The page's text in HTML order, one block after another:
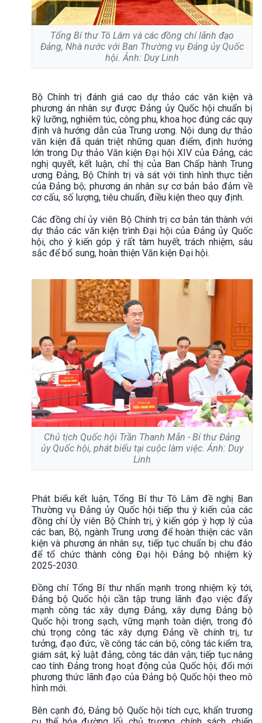
​Tổng Bí thư Tô Lâm và các đồng chí lãnh đạo
Đảng, Nhà nước với Ban Thường vụ Đảng ủy Quốc
hội. Ảnh: Duy Linh
Bộ Chính trị đánh giá cao dự thảo các văn kiện và
phương án nhân sự được Đảng ủy Quốc hội chuẩn bị
kỹ lưỡng, nghiêm túc, công phu, khoa học đúng các quy
định và hướng dẫn của Trung ương. Nội dung dự thảo
văn kiện đã quán triệt những quan điểm, định hướng
lớn trong Dự thảo Văn kiện Đại hội XIV của Đảng, các
nghị quyết, kết luận, chỉ thị của Ban Chấp hành Trung
ương Đảng, Bộ Chính trị và sát với tình hình thực tiễn
của Đảng bộ; phương án nhân sự cơ bản bảo đảm về
cơ cấu, số lượng, tiêu chuẩn, điều kiện theo quy định.
Các đồng chí ủy viên Bộ Chính trị cơ bản tán thành với
dự thảo các văn kiện trình Đại hội của Đảng ủy Quốc
hội, cho ý kiến góp ý rất tâm huyết, trách nhiệm, sâu
sắc để bổ sung, hoàn thiện Văn kiện Đại hội.
Chủ tịch Quốc hội Trần Thanh Mẫn - Bí thư Đảng
ủy Quốc hội, phát biểu tại cuộc làm việc. Ảnh: Duy
Linh
Phát biểu kết luận, Tổng Bí thư Tô Lâm đề nghị Ban
Thường vụ Đảng ủy Quốc hội tiếp thu ý kiến của các
đồng chí Ủy viên Bộ Chính trị, ý kiến góp ý hợp lý của
các ban, Bộ, ngành Trung ương để hoàn thiện các văn
kiện và phương án nhân sự, tiếp tục chuẩn bị chu đáo
để tổ chức thành công Đại hội Đảng bộ nhiệm kỳ
2025-2030.
Đồng chí Tổng Bí thư nhấn mạnh trong nhiệm kỳ tới,
Đảng bộ Quốc hội cần tập trung lãnh đạo việc đẩy
mạnh công tác xây dựng Đảng, xây dựng Đảng bộ
Quốc hội trong sạch, vững mạnh toàn diện, trong đó
chú trọng công tác xây dựng Đảng về chính trị, tư
tưởng, đạo đức, về công tác cán bộ, công tác kiểm tra,
giám sát, kỷ luật đảng, công tác dân vận; tiếp tục nâng
cao tính Đảng trong hoạt động của Quốc hội; đổi mới
phương thức lãnh đạo của Đảng bộ Quốc hội theo mô
hình mới.
Bên cạnh đó, Đảng bộ Quốc hội tích cực, khẩn trương